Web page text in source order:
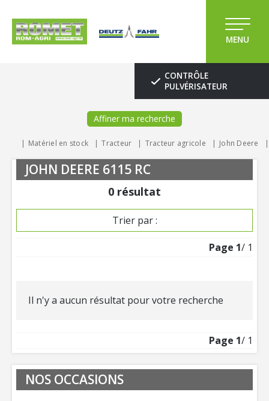
MENU
CONTRÔLE
PULVÉRISATEUR
Affiner ma recherche
Matériel en stock Tracteur Tracteur agricole John Deere
JOHN DEERE 6115 RC
0 résultat
Trier par :
Page 1/ 1
Il n'y a aucun résultat pour votre recherche
Page 1/ 1
NOS OCCASIONS